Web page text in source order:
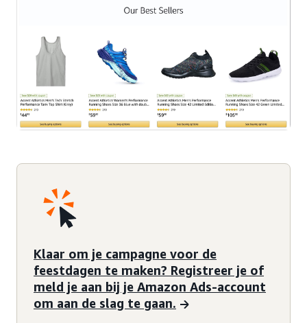
Klaar om je campagne voor de
feestdagen te maken? Registreer je of
meld je aan bij je Amazon Ads-account
om aan de slag te gaan.